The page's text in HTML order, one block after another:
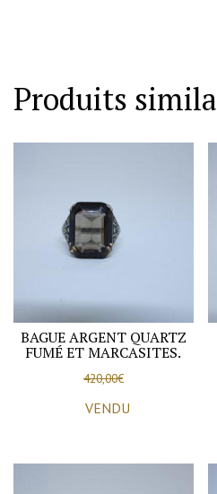
Produits
BAGUE ARGENT QUARTZ
FUMÉ ET MARCASITES.
420,00€
VENDU